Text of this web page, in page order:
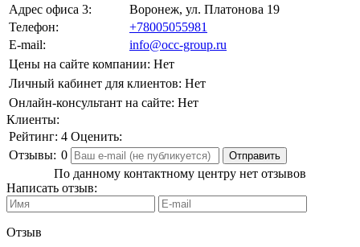
Адрес офиса 3:
Воронеж, ул. Платонова 19
Телефон:
+78005055981
E-mail:
info@occ-group.ru
Цены на сайте компании: Нет
Личный кабинет для клиентов: Нет
Онлайн-консультант на сайте: Нет
Клиенты:
Рейтинг: 4 Оценить:
Отзывы: 0
По данному контактному центру нет отзывов
Написать отзыв:
Отзыв